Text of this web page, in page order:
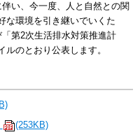
い、今一度、人と自然との関
な環境を引き継いでいくた
第2次生活排水対策推進計
のとおり公表します。
(253KB)